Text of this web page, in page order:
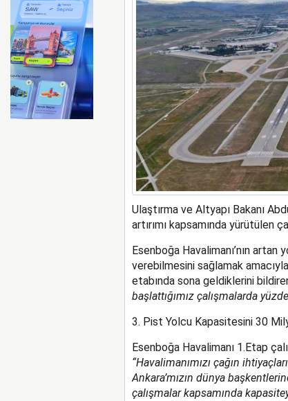
ABD merkezli
Ulaştırma ve Altyapı Bakanı
artırımı kapsamında yürütülen
Esenboğa Havalimanı’nın
verebilmesini sağlamak
etabında sona geldiklerini
başlattığımız çalışmalarda
3. Pist Yolcu Kapasitesini 30
Esenboğa Havalimanı 1.Etap
“Havalimanımızı çağın
Ankara’mızın dünya
çalışmalar kapsamında